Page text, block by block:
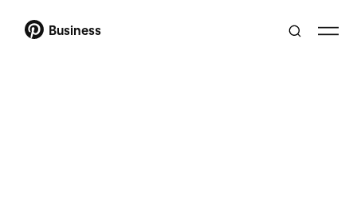
Business